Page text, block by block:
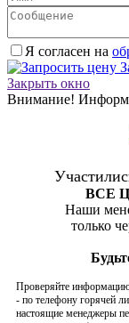
Я согласен на
Закрыть окно
Внимание!
ВСЕ
Наши
только
Проверяйте
- по телефону горячей
настоящие менеджеры